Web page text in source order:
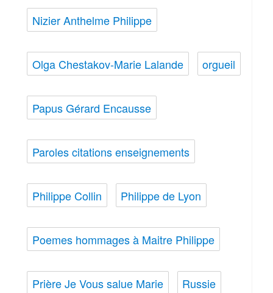
Nizier Anthelme Philippe
Olga Chestakov-Marie Lalande orgueil
Papus Gérard Encausse
Paroles citations enseignements
Philippe Collin Philippe de Lyon
Poemes hommages à Maitre Philippe
Prière Je Vous salue Marie Russie